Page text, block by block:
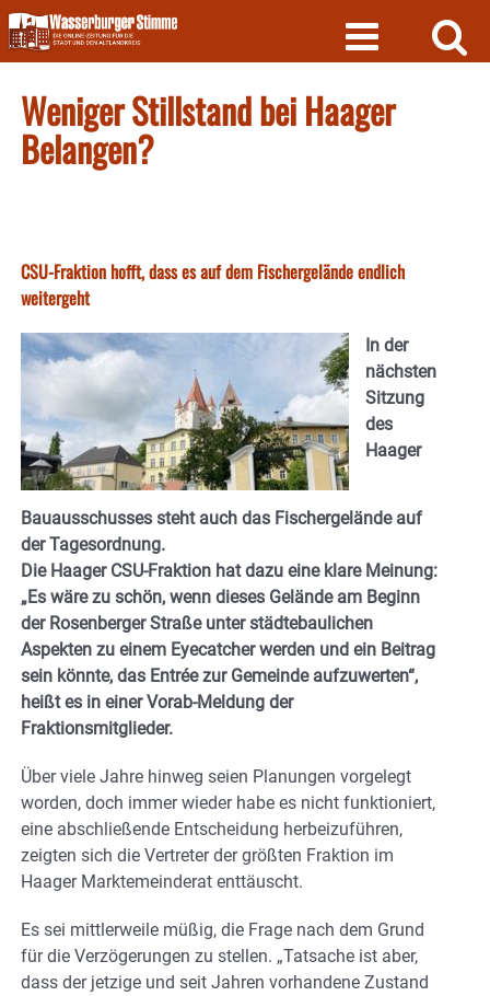
Skip
to
content
Weniger Stillstand bei Haager
Belangen?
CSU-Fraktion hofft, dass es auf dem Fischergelände endlich
weitergeht
In der
nächsten
Sitzung
des
Haager
Bauausschusses steht auch das Fischergelände auf
der Tagesordnung.
Die Haager CSU-Fraktion hat dazu eine klare Meinung:
„Es wäre zu schön, wenn dieses Gelände am Beginn
der Rosenberger Straße unter städtebaulichen
Aspekten zu einem Eyecatcher werden und ein Beitrag
sein könnte, das Entrée zur Gemeinde aufzuwerten“,
heißt es in einer Vorab-Meldung der
Fraktionsmitglieder.
Über viele Jahre hinweg seien Planungen vorgelegt
worden, doch immer wieder habe es nicht funktioniert,
eine abschließende Entscheidung herbeizuführen,
zeigten sich die Vertreter der größten Fraktion im
Haager Marktemeinderat enttäuscht.
Es sei mittlerweile müßig, die Frage nach dem Grund
für die Verzögerungen zu stellen. „Tatsache ist aber,
dass der jetzige und seit Jahren vorhandene Zustand